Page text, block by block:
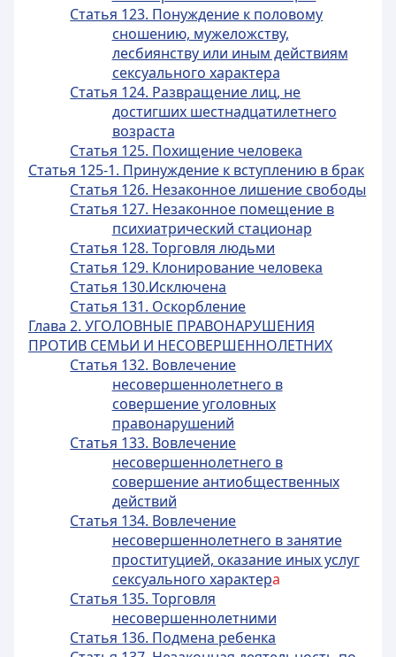
Статья 123. Понуждение к половому
сношению, мужеложству,
лесбиянству или иным действиям
сексуального характера
Статья 124. Развращение лиц, не
достигших шестнадцатилетнего
возраста
Статья 125. Похищение человека
Статья 125-1. Принуждение к вступлению в брак
Статья 126. Незаконное лишение свободы
Статья 127. Незаконное помещение в
психиатрический стационар
Статья 128. Торговля людьми
Статья 129. Клонирование человека
Статья 130.Исключена
Статья 131. Оскорбление
Глава 2. УГОЛОВНЫЕ ПРАВОНАРУШЕНИЯ
ПРОТИВ СЕМЬИ И НЕСОВЕРШЕННОЛЕТНИХ
Статья 132. Вовлечение
несовершеннолетнего в
совершение уголовных
правонарушений
Статья 133. Вовлечение
несовершеннолетнего в
совершение антиобщественных
действий
Статья 134. Вовлечение
несовершеннолетнего в занятие
проституцией, оказание иных услуг
сексуального характера
Статья 135. Торговля
несовершеннолетними
Статья 136. Подмена ребенка